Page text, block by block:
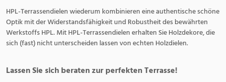
HPL-Terrassendielen wiederum kombinieren eine authentische schöne
Optik mit der Widerstandsfähigkeit und Robustheit des bewährten
Werkstoffs HPL. Mit HPL-Terrassendielen erhalten Sie Holzdekore, die
sich (fast) nicht unterscheiden lassen von echten Holzdielen.
Lassen Sie sich beraten zur perfekten Terrasse!